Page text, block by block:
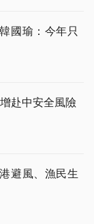
國瑜：今年只
赴中安全風險
避風、漁民生